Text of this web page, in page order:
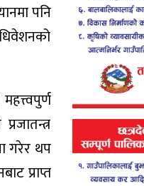
पनि
गरेर थप
प्राप्त